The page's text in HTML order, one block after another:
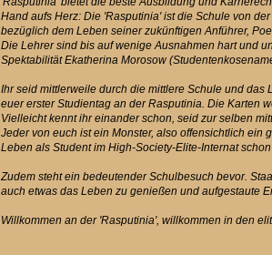
Hand aufs Herz: Die 'Rasputinia' ist die Schule von
bezüglich dem Leben seiner zukünftigen Anführer,
Die Lehrer sind bis auf wenige Ausnahmen hart und
Spektabilität Ekatherina Morosow
Ihr seid mittlerweile durch die mittlere Schule und
euer erster Studientag an der Rasputinia. Die Karten
Vielleicht kennt ihr einander schon, seid zur selben
Jeder von euch ist ein Monster, also offensichtlich ein
Leben als Student im High-Society-Elite-Internat
Zudem steht ein bedeutender Schulbesuch bevor.
auch etwas das Leben zu genießen und aufgestaute
Willkommen an der 'Rasputinia', willkommen in den